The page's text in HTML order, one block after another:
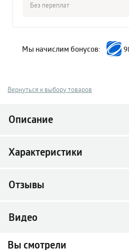
Без переплат
Мы начислим бонусов:
Вернуться к выбору товаров
Описание
Характеристики
Отзывы
Видео
Вы смотрели